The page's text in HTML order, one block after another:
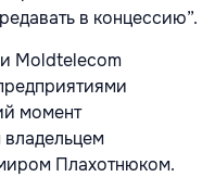
в концессию”.
Moldtelecom
момент
Плахотнюком.